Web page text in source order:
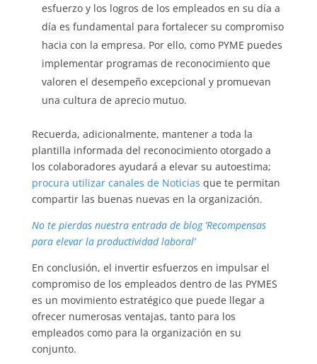
esfuerzo y los logros de los empleados en su día a
día es fundamental para fortalecer su compromiso
hacia con la empresa. Por ello, como PYME puedes
implementar programas de reconocimiento que
valoren el desempeño excepcional y promuevan
una cultura de aprecio mutuo.
Recuerda, adicionalmente, mantener a toda la
plantilla informada del reconocimiento otorgado a
los colaboradores ayudará a elevar su autoestima;
procura utilizar canales de Noticias que te permitan
compartir las buenas nuevas en la organización.
No te pierdas nuestra entrada de blog ‘Recompensas
para elevar la productividad laboral’
En conclusión, el invertir esfuerzos en impulsar el
compromiso de los empleados dentro de las PYMES
es un movimiento estratégico que puede llegar a
ofrecer numerosas ventajas, tanto para los
empleados como para la organización en su
conjunto.